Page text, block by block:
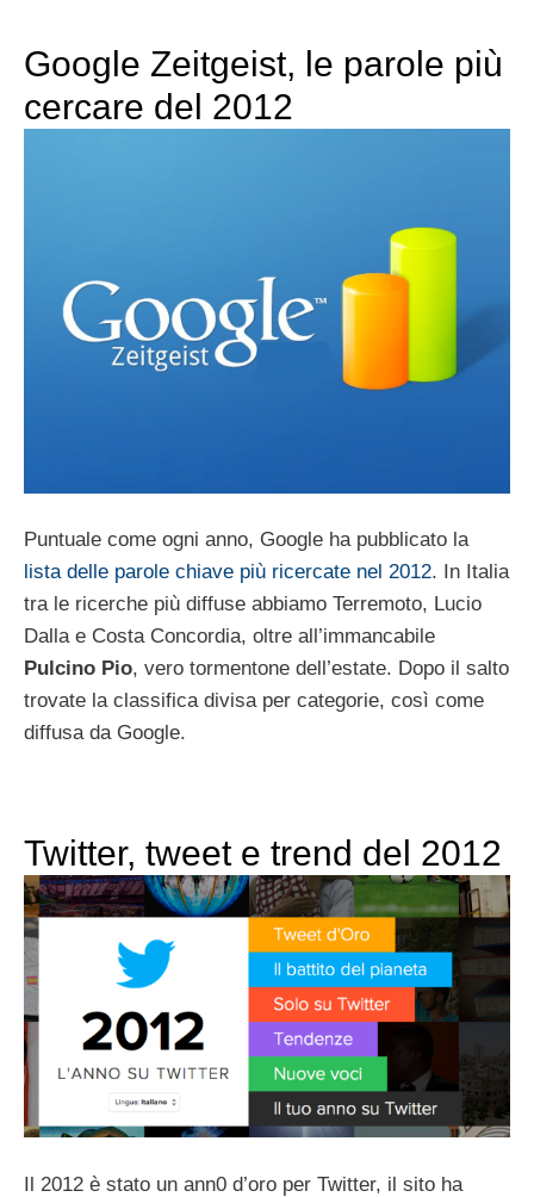
Google Zeitgeist, le parole più
cercare del 2012
Puntuale come ogni anno, Google ha pubblicato la
lista delle parole chiave più ricercate nel 2012. In Italia
tra le ricerche più diffuse abbiamo Terremoto, Lucio
Dalla e Costa Concordia, oltre all’immancabile
Pulcino Pio, vero tormentone dell’estate. Dopo il salto
trovate la classifica divisa per categorie, così come
diffusa da Google.
Twitter, tweet e trend del 2012
Il 2012 è stato un ann0 d’oro per Twitter, il sito ha